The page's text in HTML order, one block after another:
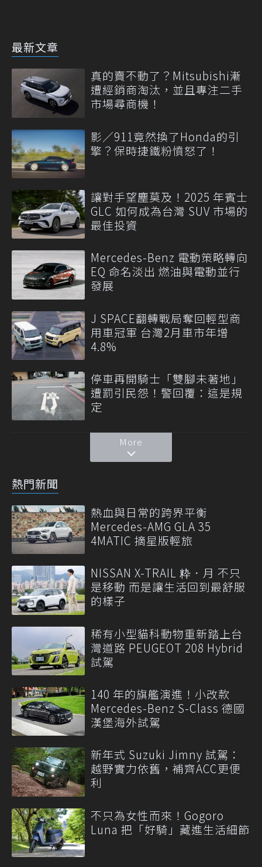
最新文章
真的賣不動了？Mitsubishi漸
遭經銷商淘汰，並且專注二手
市場尋商機！
影／911竟然換了Honda的引
擎？保時捷鐵粉憤怒了！
讓對手望塵莫及！2025 年賓士
GLC 如何成為台灣 SUV 市場的
最佳投資
Mercedes-Benz 電動策略轉向
EQ 命名淡出 燃油與電動並行
發展
J SPACE翻轉戰局奪回輕型商
用車冠軍 台灣2月車市年增
4.8%
停車再開騎士「雙腳未著地」
遭罰引民怨！警回覆：這是規
定
More
熱門新聞
熱血與日常的跨界平衡
Mercedes-AMG GLA 35
4MATIC 摘星版輕旅
NISSAN X-TRAIL 粋．月 不只
是移動 而是讓生活回到最舒服
的樣子
稀有小型貓科動物重新踏上台
灣道路 PEUGEOT 208 Hybrid
試駕
140 年的旗艦演進！小改款
Mercedes-Benz S-Class 德國
漢堡海外試駕
新年式 Suzuki Jimny 試駕：
越野實力依舊，補齊ACC更便
利
不只為女性而來！Gogoro
Luna 把「好騎」藏進生活細節